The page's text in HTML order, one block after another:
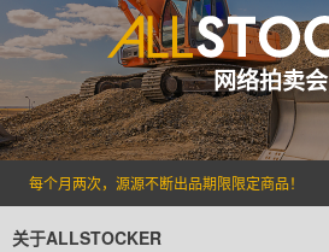
网络拍卖会
每个月两次，源源不断出品期限限定商品！
关于ALLSTOCKER